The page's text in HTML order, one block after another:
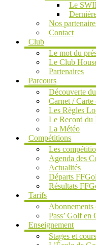
Le
Nos
Contact
Club
Le mot du
Le Club
Partenaires
Parcours
Découverte
Carnet / Carte
Les Règles
Le Record du
La Météo
Compétitions
Les
Agenda des
Actualités
Départs
Résultats
Tarifs
Abonnements
Pass’ Golf en
Enseignement
Stages et cours